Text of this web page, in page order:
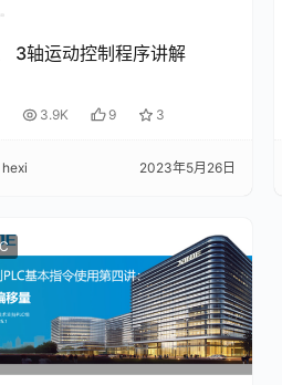
3轴运动控制程序讲解
3.9K 9 3
hexi 2023年5月26日